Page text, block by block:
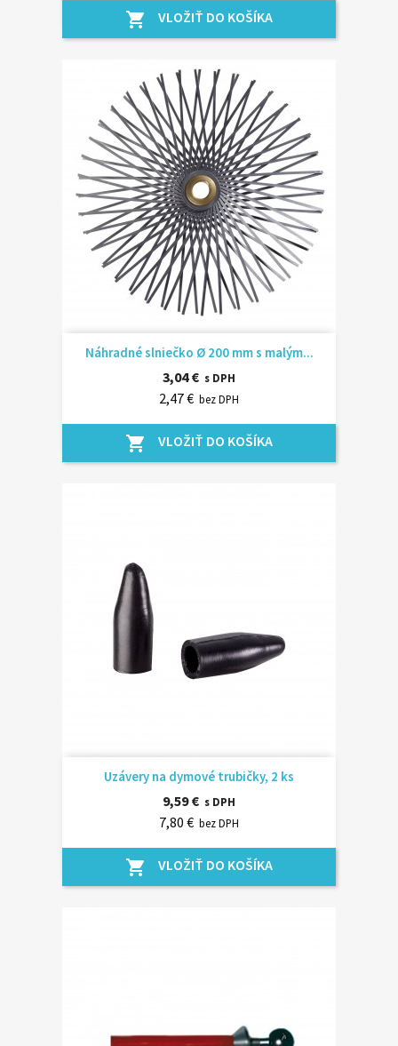
shopping_cart VLOŽIŤ DO KOŠÍKA
Náhradné slniečko Ø 200 mm s malým...
3,04 € s DPH
2,47 € bez DPH
shopping_cart VLOŽIŤ DO KOŠÍKA
Uzávery na dymové trubičky, 2 ks
9,59 € s DPH
7,80 € bez DPH
shopping_cart VLOŽIŤ DO KOŠÍKA